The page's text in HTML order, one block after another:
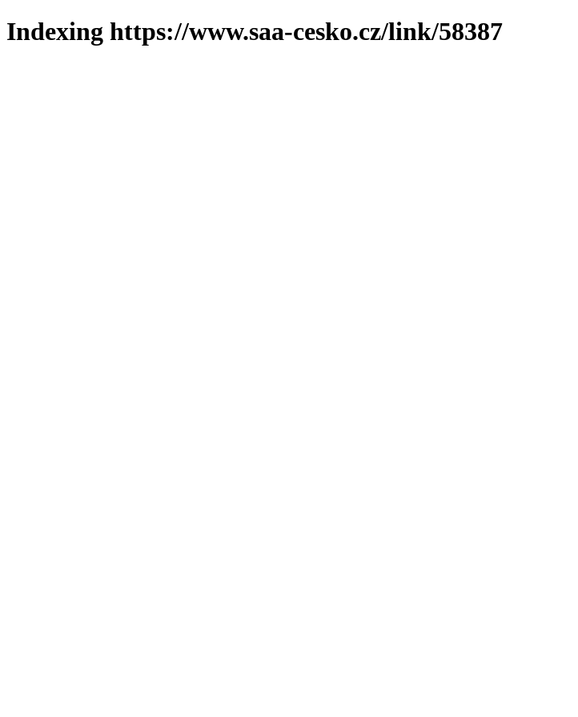
Indexing https://www.saa-cesko.cz/link/58387